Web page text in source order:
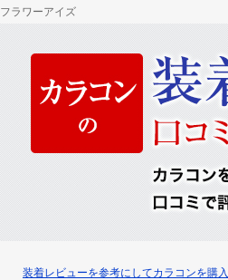
フラワーアイズ
装着レビューを参考にしてカラコンを購入